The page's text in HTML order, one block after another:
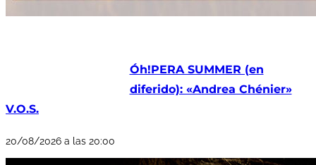
Óh!PERA SUMMER (en
diferido): «Andrea Chénier»
V.O.S.
20/08/2026 a las 20:00